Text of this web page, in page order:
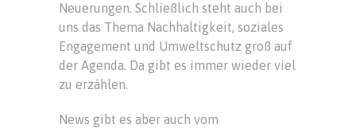
Neuerungen. Schließlich steht auch bei
uns das Thema Nachhaltigkeit, soziales
Engagement und Umweltschutz groß auf
der Agenda. Da gibt es immer wieder viel
zu erzählen.
News gibt es aber auch vom